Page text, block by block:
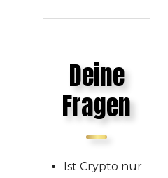
Deine
Fragen
Ist Crypto nur